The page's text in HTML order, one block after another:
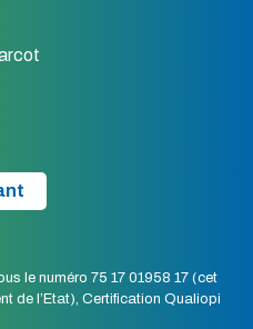
le numéro 75 17 01958 17 (cet
de l’Etat), Certification Qualiopi